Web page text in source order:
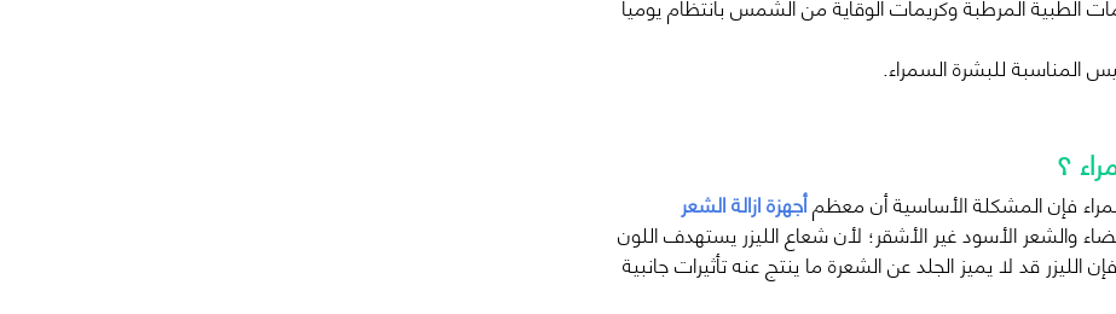
المناسبة للبشرة السمراء.
؟
فإن المشكلة الأساسية أن معظمأجهزة ازالة الشعر
والشعر الأسود غير الأشقر؛ لأن شعاع الليزر يستهدف اللون
الليزر قد لا يميز الجلد عن الشعرة ما ينتج عنه تأثيرات جانبية